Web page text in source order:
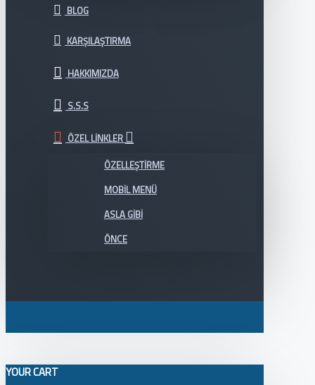
BLOG
KARŞILAŞTIRMA
HAKKIMIZDA
S.S.S
ÖZEL LINKLER
ÖZELLEŞTIRME
MOBIL MENÜ
ASLA GIBI
ÖNCE
YOUR CART